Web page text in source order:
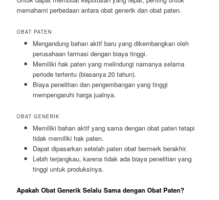
memahami perbedaan antara obat generik dan obat paten.
OBAT PATEN
Mengandung bahan aktif baru yang dikembangkan oleh
perusahaan farmasi dengan biaya tinggi.
Memiliki hak paten yang melindungi namanya selama
periode tertentu (biasanya 20 tahun).
Biaya penelitian dan pengembangan yang tinggi
mempengaruhi harga jualnya.
OBAT GENERIK
Memiliki bahan aktif yang sama dengan obat paten tetapi
tidak memiliki hak paten.
Dapat dipasarkan setelah paten obat bermerk berakhir.
Lebih terjangkau, karena tidak ada biaya penelitian yang
tinggi untuk produksinya.
Apakah Obat Generik Selalu Sama dengan Obat Paten?